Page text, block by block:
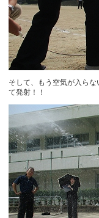
そして、もう空気が入ら
て発射！！